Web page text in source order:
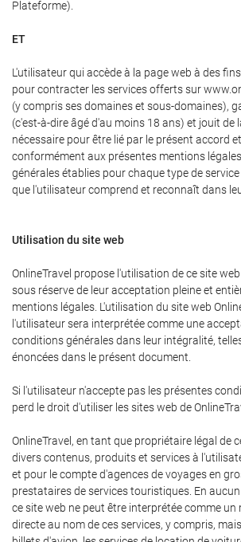
Plateforme).
ET
L'utilisateur qui accède à la page web à des
pour contracter les services offerts sur
(y compris ses domaines et sous-domaines),
(c'est-à-dire âgé d'au moins 18 ans) et jouit de
nécessaire pour être lié par le présent accord
conformément aux présentes mentions
générales établies pour chaque type de
que l'utilisateur comprend et reconnaît dans
Utilisation du site web
OnlineTravel propose l'utilisation de ce site
sous réserve de leur acceptation pleine et
mentions légales. L'utilisation du site web
l'utilisateur sera interprétée comme une
conditions générales dans leur intégralité,
énoncées dans le présent document.
Si l'utilisateur n'accepte pas les présentes
perd le droit d'utiliser les sites web de
OnlineTravel, en tant que propriétaire légal de
divers contenus, produits et services à
et pour le compte d'agences de voyages en
prestataires de services touristiques. En
ce site web ne peut être interprétée comme un
directe au nom de ces services, y compris,